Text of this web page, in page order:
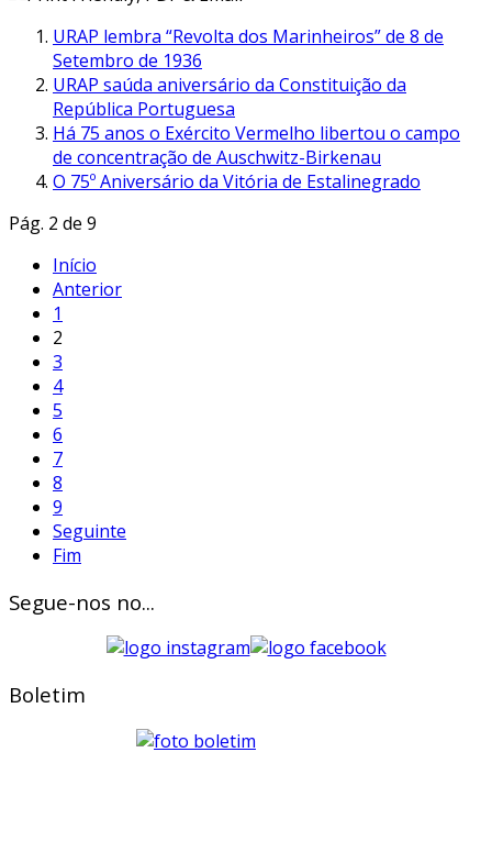
URAP lembra “Revolta dos Marinheiros” de 8 de
Setembro de 1936
URAP saúda aniversário da Constituição da
República Portuguesa
Há 75 anos o Exército Vermelho libertou o campo
de concentração de Auschwitz-Birkenau
O 75º Aniversário da Vitória de Estalinegrado
Pág. 2 de 9
Início
Anterior
1
2
3
4
5
6
7
8
9
Seguinte
Fim
Segue-nos no...
Boletim